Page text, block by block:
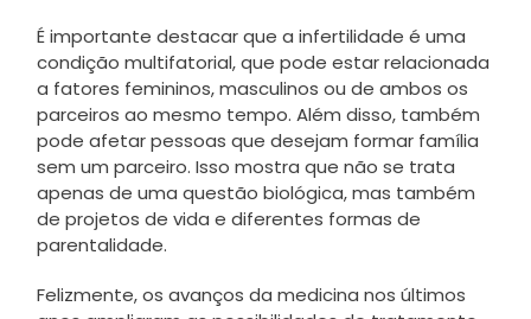
É importante destacar que a infertilidade é uma
condição multifatorial, que pode estar relacionada
a fatores femininos, masculinos ou de ambos os
parceiros ao mesmo tempo. Além disso, também
pode afetar pessoas que desejam formar família
sem um parceiro. Isso mostra que não se trata
apenas de uma questão biológica, mas também
de projetos de vida e diferentes formas de
parentalidade.
Felizmente, os avanços da medicina nos últimos